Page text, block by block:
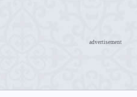
advertisement